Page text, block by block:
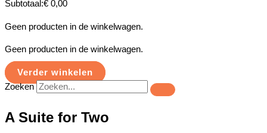
Subtotaal:€ 0,00
Geen producten in de winkelwagen.
Geen producten in de winkelwagen.
Verder winkelen
Zoeken
A Suite for Two